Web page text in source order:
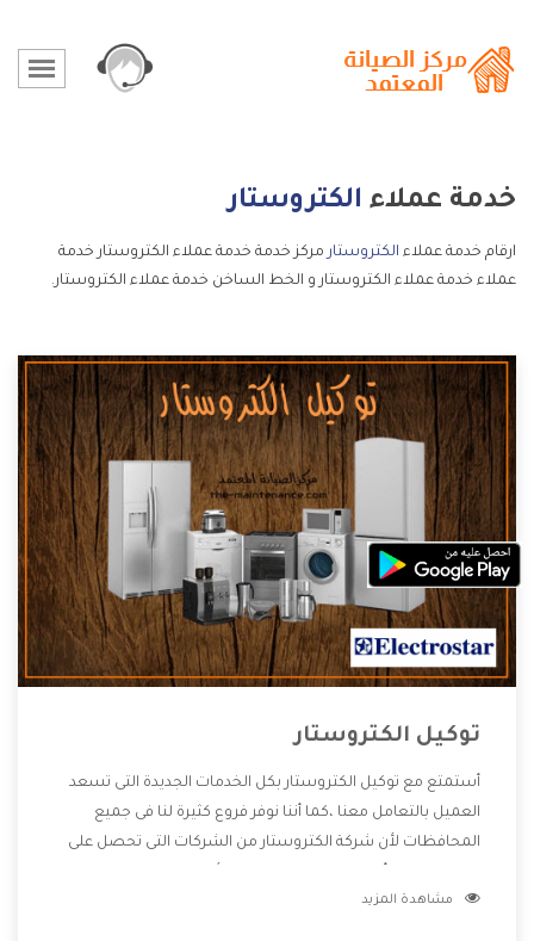
خدمة عملاء الكتروستار
ارقام خدمة عملاء الكتروستار مركز خدمة خدمة عملاء الكتروستار خدمة
عملاء خدمة عملاء الكتروستار و الخط الساخن خدمة عملاء الكتروستار.
توكيل الكتروستار
أستمتع مع توكيل الكتروستار بكل الخدمات الجديدة التى تسعد
العميل بالتعامل معنا ،كما أننا نوفر فروع كثيرة لنا فى جميع
المحافظات لأن شركة الكتروستار من الشركات التى تحصل على
كما أنها تهتم بالخدمات التى تكون بعد البيع معنا هتحصل على
مشاهدة المزيد